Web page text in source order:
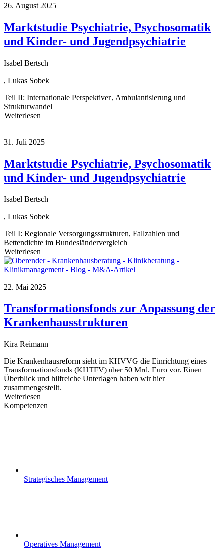
26. August 2025
Marktstudie Psychiatrie, Psychosomatik
und Kinder- und Jugendpsychiatrie
Isabel Bertsch
, Lukas Sobek
Teil II: Internationale Perspektiven, Ambulantisierung und
Strukturwandel
Weiterlesen
31. Juli 2025
Marktstudie Psychiatrie, Psychosomatik
und Kinder- und Jugendpsychiatrie
Isabel Bertsch
, Lukas Sobek
Teil I: Regionale Versorgungsstrukturen, Fallzahlen und
Bettendichte im Bundesländervergleich
Weiterlesen
22. Mai 2025
Transformationsfonds zur Anpassung der
Krankenhausstrukturen
Kira Reimann
Die Krankenhausreform sieht im KHVVG die Einrichtung eines
Transformationsfonds (KHTFV) über 50 Mrd. Euro vor. Einen
Überblick und hilfreiche Unterlagen haben wir hier
zusammengestellt.
Weiterlesen
Kompetenzen
Strategisches Management
Operatives Management